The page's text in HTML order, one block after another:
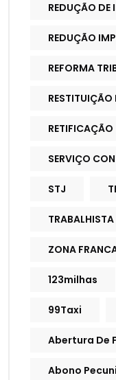
REDUÇÃO DE
REDUÇÃO
REFORMA
RESTITUIÇÃO
RETIFICAÇÃO
SERVIÇO
STJ
TRABALHISTA
ZONA
123milhas
99Taxi
Abertura De
Abono